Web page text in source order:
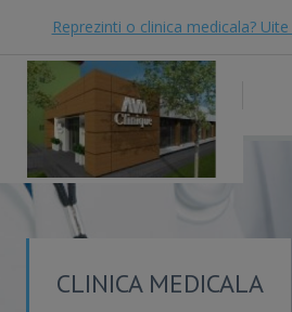
Reprezinti o clinica medicala?
CLINICA MEDICALA